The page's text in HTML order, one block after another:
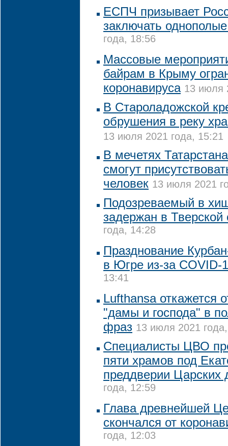
ЕСПЧ призывает
заключать
года, 18:56
Массовые
байрам в Крыму
коронавируса 13 июля
В Староладожской
обрушения в реку
13 июля 2021 года, 15:21
В мечетях
смогут
человек 13 июля 2021
Подозреваемый в
задержан в Тверской
года, 14:28
Празднование
в Югре из-за COVID-
13:41
Lufthansa откажется
"дамы и господа" в
фраз 13 июля 2021
Специалисты ЦВО
пяти храмов под
преддверии Царских
года, 12:59
Глава древнейшей
скончался от
года, 12:03